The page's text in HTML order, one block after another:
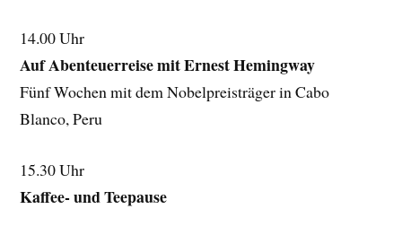
14.00 Uhr
Auf Abenteuerreise mit Ernest Hemingway
Fünf Wochen mit dem Nobelpreisträger in Cabo
Blanco, Peru
15.30 Uhr
Kaffee- und Teepause